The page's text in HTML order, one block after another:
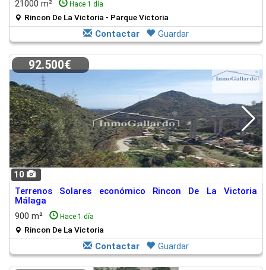
21000 m² Hace 1 día
Rincon De La Victoria - Parque Victoria
Contactar Guardar
10
92.500€
Terrenos Solares económico Rincon De La Victoria
Málaga
900 m²
Hace 1 día
Rincon De La Victoria
Contactar Guardar